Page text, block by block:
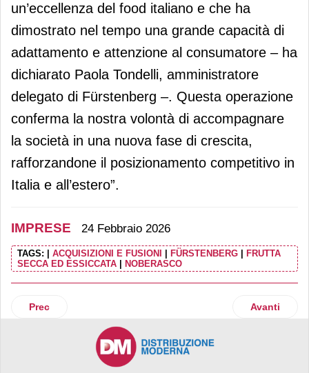
un’eccellenza del food italiano e che ha
dimostrato nel tempo una grande capacità di
adattamento e attenzione al consumatore – ha
dichiarato Paola Tondelli, amministratore
delegato di Fürstenberg –. Questa operazione
conferma la nostra volontà di accompagnare
la società in una nuova fase di crescita,
rafforzandone il posizionamento competitivo in
Italia e all’estero”.
IMPRESE 24 Febbraio 2026
TAGS: ACQUISIZIONI E FUSIONI FÜRSTENBERG
FRUTTA
SECCA ED ESSICCATA
NOBERASCO
Articolo precedente: Italpepe chiude il 2025 con un
Prec Articolo
Avanti